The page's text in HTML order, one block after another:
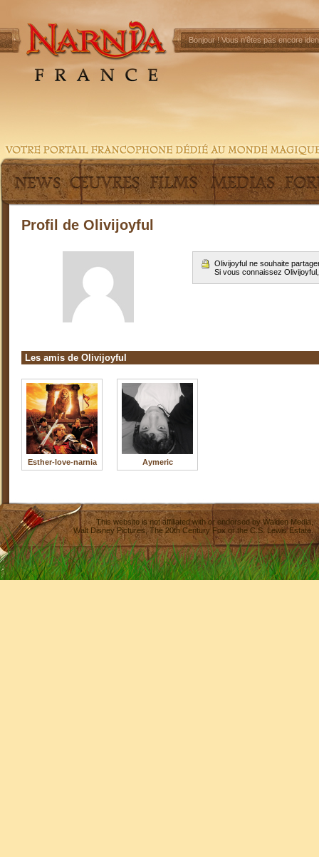
Bonjour !Vous n'êtes pas encore
Profil de Olivijoyful
Olivijoyful ne souhaite
Si vous connaissez
Les amis de Olivijoyful
Esther-love-narnia Aymeric
This website is not affiliated with or endorsed byWalden Media
Walt Disney Pictures,The 20th Century Fox or the C.S. Lewis Estate.